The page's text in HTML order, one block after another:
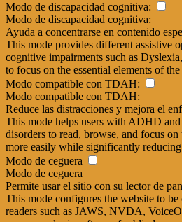
Modo de discapacidad cognitiva:
Modo de discapacidad cognitiva:
Ayuda a concentrarse en contenido
This mode provides different assistive
cognitive impairments such as
to focus on the essential elements of
Modo compatible con TDAH:
Modo compatible con TDAH:
Reduce las distracciones y mejora el
This mode helps users with ADHD
disorders to read, browse, and focus
more easily while significantly
Modo de ceguera
Modo de ceguera
Permite usar el sitio con su lector de
This mode configures the website to
readers such as JAWS, NVDA,